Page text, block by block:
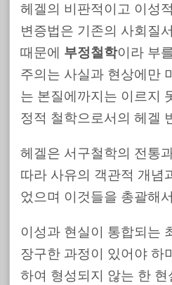
헤겔의 비판적이고 이성
변증법은 기존의 사회질
때문에 부정철학이라 부
주의는 사실과 현상에만
는 본질에까지는 이르지
정적 철학으로서의 헤겔
헤겔은 서구철학의 전통
따라 사유의 객관적 개념
었으며 이것들을 총괄해
이성과 현실이 통합되는
장구한 과정이 있어야 하
하여 형성되지 않는 한